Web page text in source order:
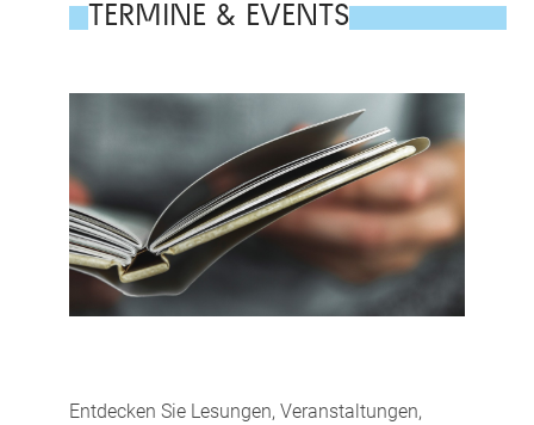
TERMINE & EVENTS
Entdecken Sie Lesungen, Veranstaltungen,